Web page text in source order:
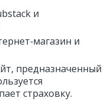
и
и
предназначенный
страховку.